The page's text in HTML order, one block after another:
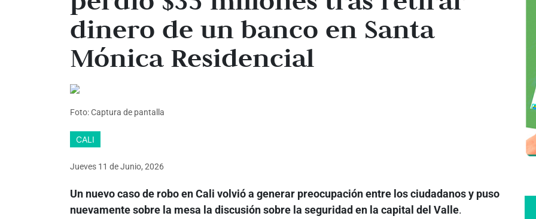
dinero de un banco en Santa
Mónica Residencial
Foto: Captura de pantalla
CALI
Jueves 11 deJunio, 2026
Un nuevo caso de robo en Cali volvió a generar preocupación entre los ciudadanos y puso
nuevamente sobre la mesa la discusión sobre la seguridad en la capital del Valle.